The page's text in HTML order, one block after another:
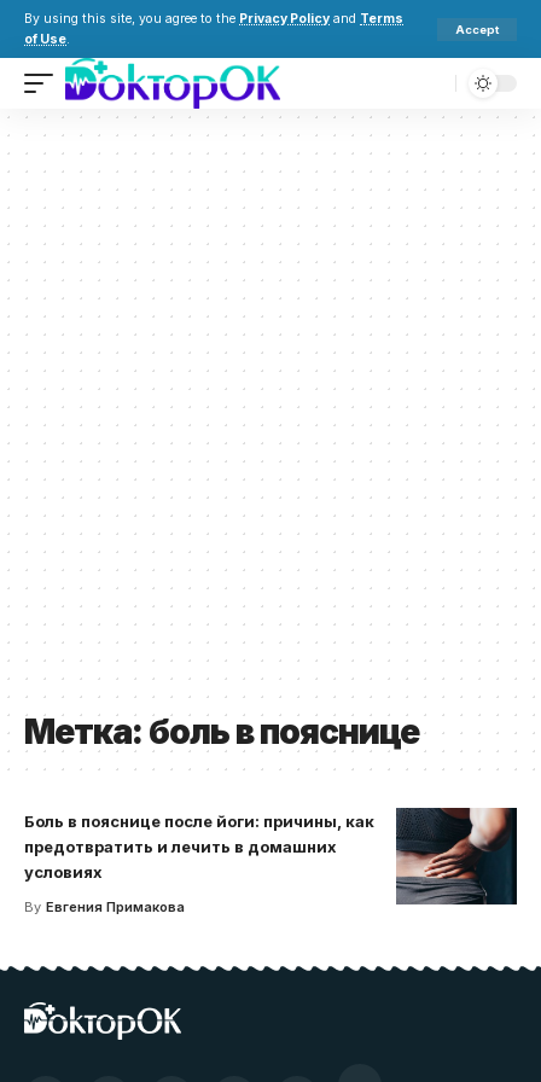
By using this site, you agree to the Privacy Policy and Terms
of Use.
Accept
Метка: боль в пояснице
Боль в пояснице после йоги: причины, как
предотвратить и лечить в домашних
условиях
By Евгения Примакова